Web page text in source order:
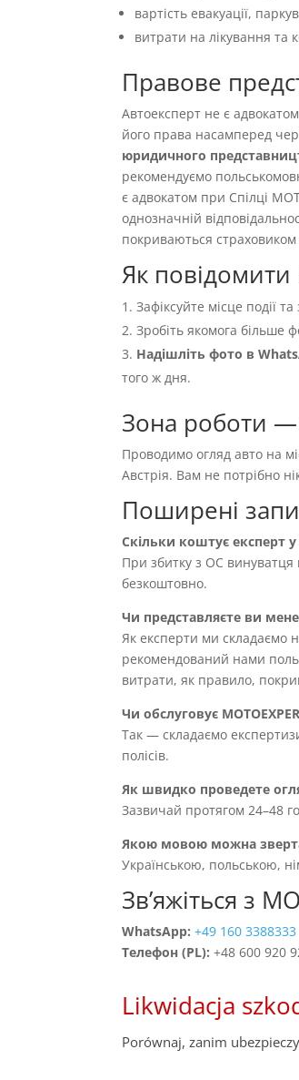
вартість евакуації,
витрати на лікування та
Правове
Автоексперт не є
його права насамперед
юридичного
рекомендуємо
є адвокатом при Спілці
однозначній
покриваються
Як
Зафіксуйте місце події
Зробіть якомога більше
Надішліть фото в
того ж дня.
Зона роботи —
Проводимо огляд авто на
Австрія. Вам не потрібно
Поширені
Скільки коштує експерт
При збитку з OC
безкоштовно.
Чи представляєте ви
Як експерти ми складаємо
рекомендований нами
витрати, як правило,
Чи обслуговує
Так — складаємо
полісів.
Як швидко проведете
Зазвичай протягом 24–48
Якою мовою можна
Українською, польською,
Звʼяжіться з
WhatsApp: +49 160 3388333
Телефон (PL): +48 600 920
Likwidacja
Porównaj, zanim